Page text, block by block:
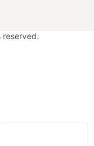
reserved.